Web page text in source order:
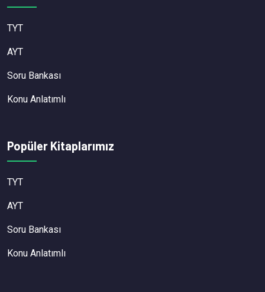
TYT
AYT
Soru Bankası
Konu Anlatımlı
Popüler Kitaplarımız
TYT
AYT
Soru Bankası
Konu Anlatımlı